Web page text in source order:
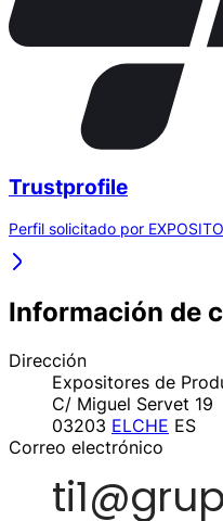
Trustprofile
Perfil solicitado por
Información de
Dirección
Expositores de
C/ Miguel Servet 19
03203 ELCHE ES
Correo electrónico